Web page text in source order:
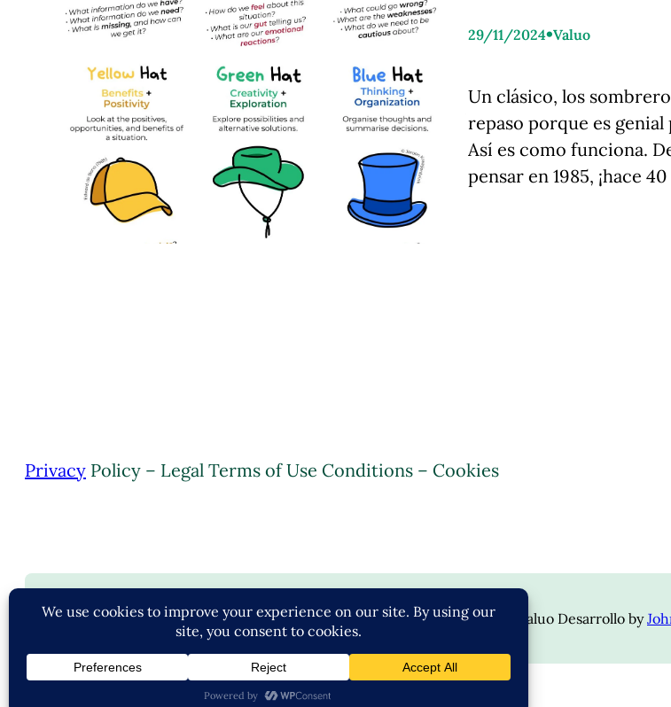
29/11/2024•Valuo
Un clásico, los
repaso porque es
Así es como funciona.
pensar en 1985, ¡hace
Privacy Policy – Legal Terms of Use Conditions – Cookies
Copyright © 2024 | Valuo Desarrollo by